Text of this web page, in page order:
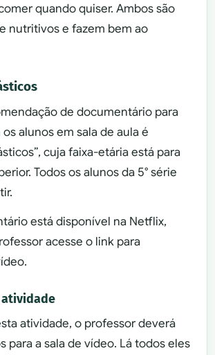
quando quiser. Ambos são
nutritivos e fazem bem ao
de documentário para
alunos em sala de aula é
cuja faixa-etária está para
Todos os alunos da 5° série
está disponível na Netflix,
acesse o link para
atividade
atividade, o professor deverá
para a sala de vídeo. Lá todos eles